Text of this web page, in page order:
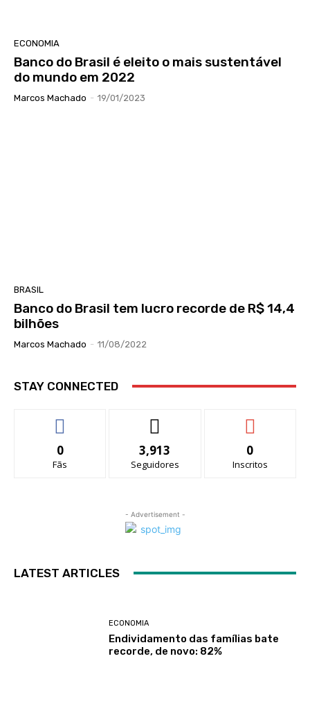
ECONOMIA
Banco do Brasil é eleito o mais sustentável
do mundo em 2022
Marcos Machado - 19/01/2023
BRASIL
Banco do Brasil tem lucro recorde de R$ 14,4
bilhões
Marcos Machado - 11/08/2022
STAY CONNECTED
0
Fãs
3,913
Seguidores
0
Inscritos
- Advertisement -
LATEST ARTICLES
ECONOMIA
Endividamento das famílias bate
recorde, de novo: 82%